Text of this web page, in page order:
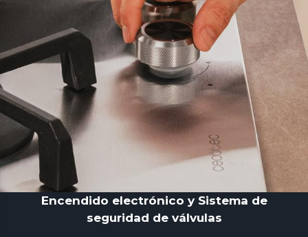
Encendido electrónico y Sistema de
seguridad de válvulas